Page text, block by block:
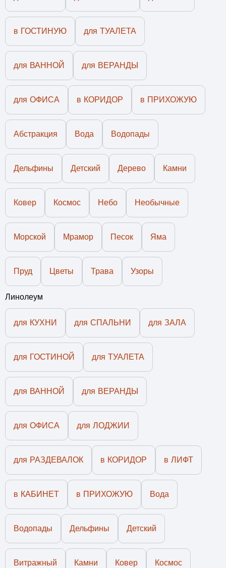
в ГОСТИНУЮ для ТУАЛЕТА
для ВАННОЙ для ВЕРАНДЫ
для ОФИСА в КОРИДОР в ПРИХОЖУЮ
Абстракция Вода Водопады
Дельфины Детский Дерево Камни
Ковер Космос Небо Необычные
Морской Мрамор Песок Яма
Пруд Цветы Трава Узоры
Линолеум
для КУХНИ для СПАЛЬНИ для ЗАЛА
для ГОСТИНОЙ для ТУАЛЕТА
для ВАННОЙ для ВЕРАНДЫ
для ОФИСА для ЛОДЖИИ
для РАЗДЕВАЛОК в КОРИДОР в ЛИФТ
в КАБИНЕТ в ПРИХОЖУЮ Вода
Водопады Дельфины Детский
Витражный Камни Ковер Космос